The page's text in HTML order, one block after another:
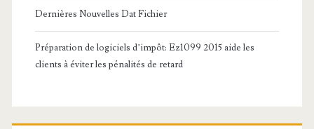
Dernières Nouvelles Dat Fichier
Préparation de logiciels d’impôt: Ez1099 2015 aide les
clients à éviter les pénalités de retard